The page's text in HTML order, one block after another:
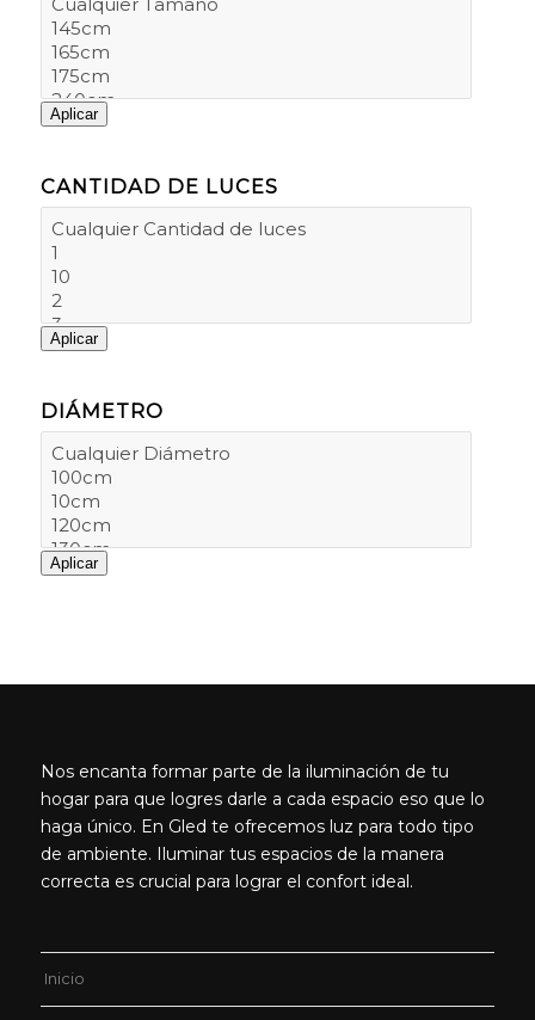
Aplicar
CANTIDAD DE LUCES
Aplicar
DIÁMETRO
Aplicar
Nos encanta formar parte de la iluminación de tu
hogar para que logres darle a cada espacio eso que lo
haga único. En Gled te ofrecemos luz para todo tipo
de ambiente. Iluminar tus espacios de la manera
correcta es crucial para lograr el confort ideal.
Inicio